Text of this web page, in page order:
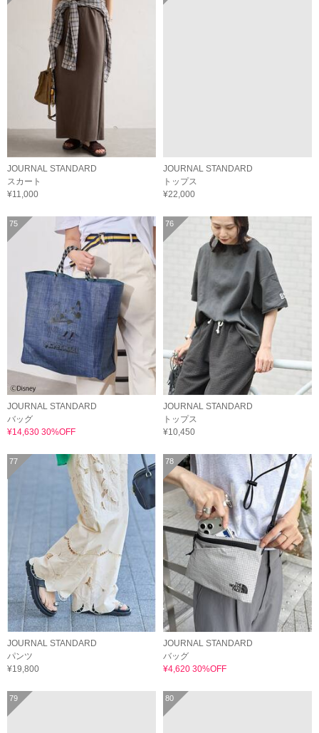
JOURNAL STANDARD
スカート
¥11,000
JOURNAL STANDARD
トップス
¥22,000
75
JOURNAL STANDARD
バッグ
¥14,630 30%OFF
76
JOURNAL STANDARD
トップス
¥10,450
77
JOURNAL STANDARD
パンツ
¥19,800
78
JOURNAL STANDARD
バッグ
¥4,620 30%OFF
79 80